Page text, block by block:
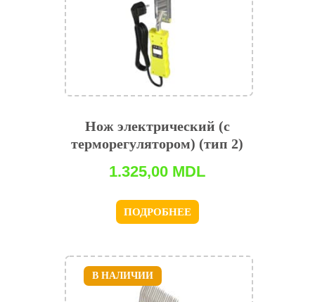
Нож электрический (с
терморегулятором) (тип 2)
1.325,00 MDL
ПОДРОБНЕЕ
В НАЛИЧИИ